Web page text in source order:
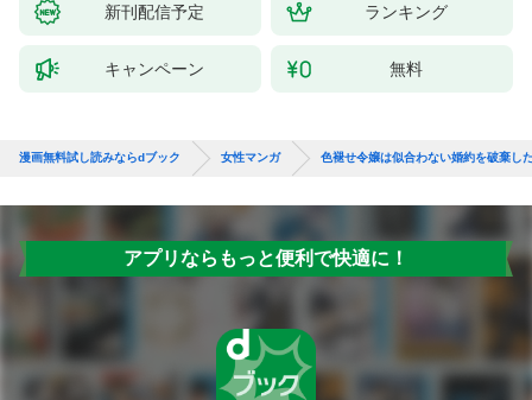
新刊配信予定 ランキング
キャンペーン 無料
漫画無料試し読みならdブック 女性マンガ 色褪せ令嬢は似合わない婚約を破棄し
アプリならもっと便利で快適に！